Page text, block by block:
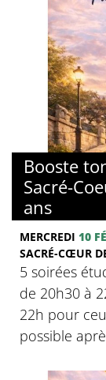
Booste
Sacré-
ans
MERCREDI 10
SACRÉ-CŒUR
5 soirées
de 20h30 à
22h pour
possible